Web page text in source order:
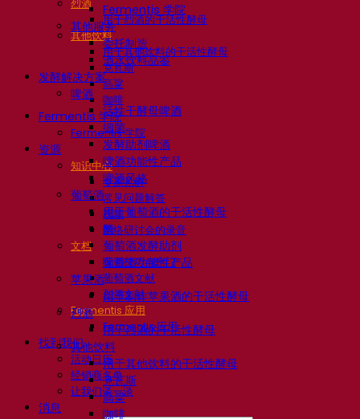
烈酒
用于烈酒的干活性酵母
其他饮料
用于其他饮料的干活性酵母
克瓦斯
高粱
咖啡
Fermentis 学院
Fermentis 学院
资源
知识中心
专家见解
常见问题解答
视频
网络研讨会的录音
文档
啤酒技巧与窍门
葡萄酒文献
烈酒文献
Fermentis 应用
Fermentis 应用
找到我们
活动日历
经销商名单
让我们谈一谈
消息
Fermentis 学院
其他服务
委托制造
酒水饮料品鉴
发酵解决方案
啤酒
活性干酵母啤酒
细菌
发酵助剂啤酒
啤酒功能性产品
啤酒风格
葡萄酒
用于葡萄酒的干活性酵母
酶
葡萄酒发酵助剂
葡萄酒功能性产品
苹果酒
用于制作苹果酒的干活性酵母
烈酒
用于烈酒的干活性酵母
其他饮料
用于其他饮料的干活性酵母
克瓦斯
高粱
咖啡